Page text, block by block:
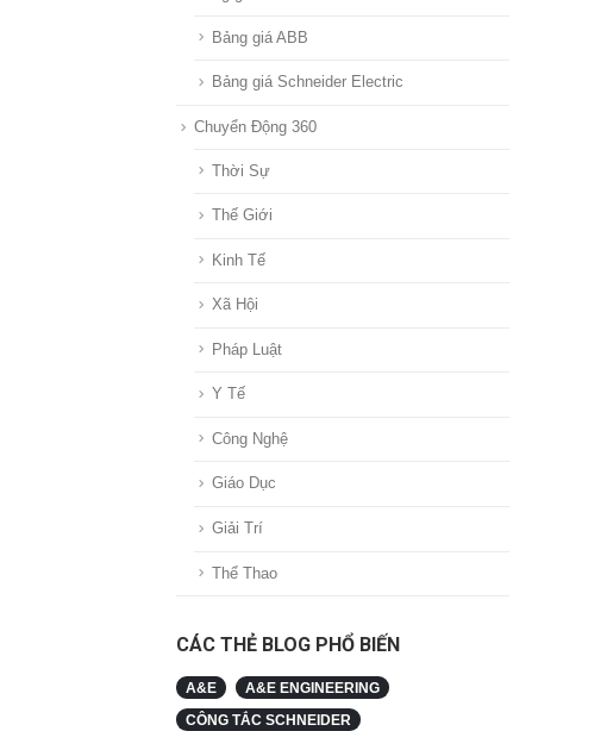
Bảng giá ABB
Bảng giá Schneider Electric
Chuyển Động 360
Thời Sự
Thế Giới
Kinh Tế
Xã Hội
Pháp Luật
Y Tế
Công Nghệ
Giáo Dục
Giải Trí
Thể Thao
CÁC THẺ BLOG PHỔ BIẾN
A&E A&E ENGINEERING
CÔNG TẮC SCHNEIDER